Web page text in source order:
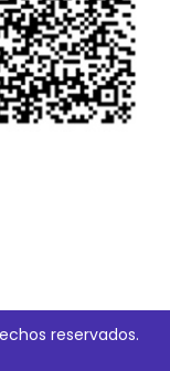
reservados.